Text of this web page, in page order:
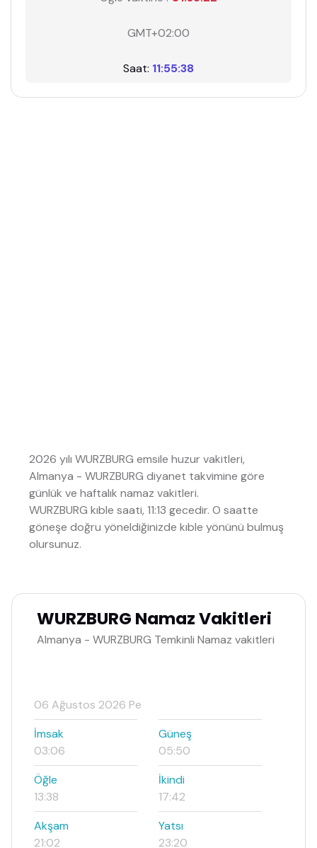
GMT+02:00
Saat: 11:55:39
2026 yılı WURZBURG emsile huzur vakitleri,
Almanya - WURZBURG diyanet takvimine göre
günlük ve haftalık namaz vakitleri.
WURZBURG kıble saati, 11:13 gecedir. O saatte
göneşe doğru yöneldiğinizde kıble yönünü bulmuş
olursunuz.
WURZBURG Namaz Vakitleri
Almanya - WURZBURG Temkinli Namaz vakitleri
06 Ağustos 2026 Pe
İmsak
03:06
Güneş
05:50
Öğle
13:38
İkindi
17:42
Akşam
21:02
Yatsı
23:20